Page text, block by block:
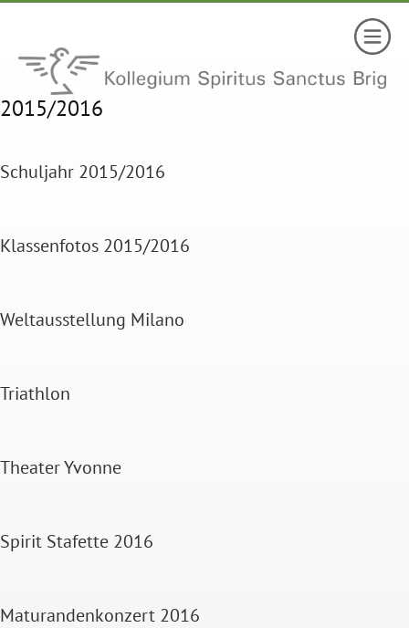
2015/2016
Schuljahr 2015/2016
Klassenfotos 2015/2016
Weltausstellung Milano
Triathlon
Theater Yvonne
Spirit Stafette 2016
Maturandenkonzert 2016